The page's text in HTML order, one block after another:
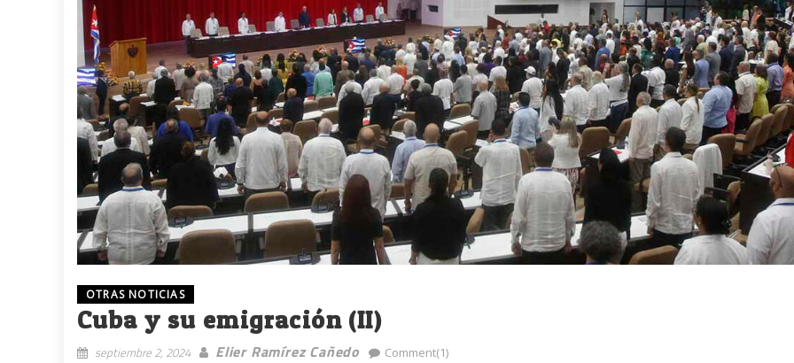
OTRAS NOTICIAS
Cuba y su emigración (II)
septiembre 2, 2024 Elier Ramírez Cañedo Comment(1)